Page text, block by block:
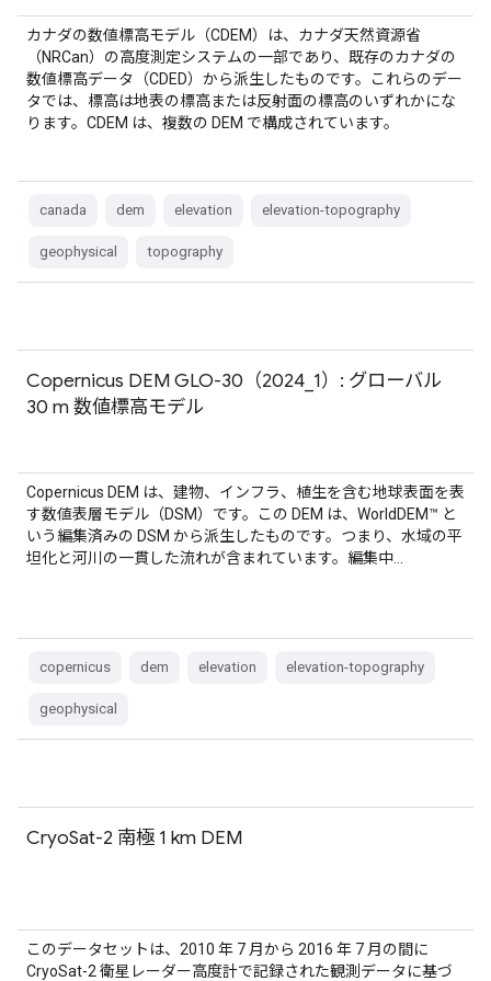
カナダの数値標高モデル（CDEM）は、カナダ天然資源省
（NRCan）の高度測定システムの一部であり、既存のカナダの
数値標高データ（CDED）から派生したものです。これらのデー
タでは、標高は地表の標高または反射面の標高のいずれかにな
ります。CDEM は、複数の DEM で構成されています。
canada dem elevation elevation-topography
geophysical topography
Copernicus DEM GLO-30（2024_1）: グローバル
30 m 数値標高モデル
Copernicus DEM は、建物、インフラ、植生を含む地球表面を表
す数値表層モデル（DSM）です。この DEM は、WorldDEM™ と
いう編集済みの DSM から派生したものです。つまり、水域の平
坦化と河川の一貫した流れが含まれています。編集中…
copernicus dem elevation elevation-topography
geophysical
CryoSat-2 南極 1 km DEM
このデータセットは、2010 年 7 月から 2016 年 7 月の間に
CryoSat-2 衛星レーダー高度計で記録された観測データに基づ